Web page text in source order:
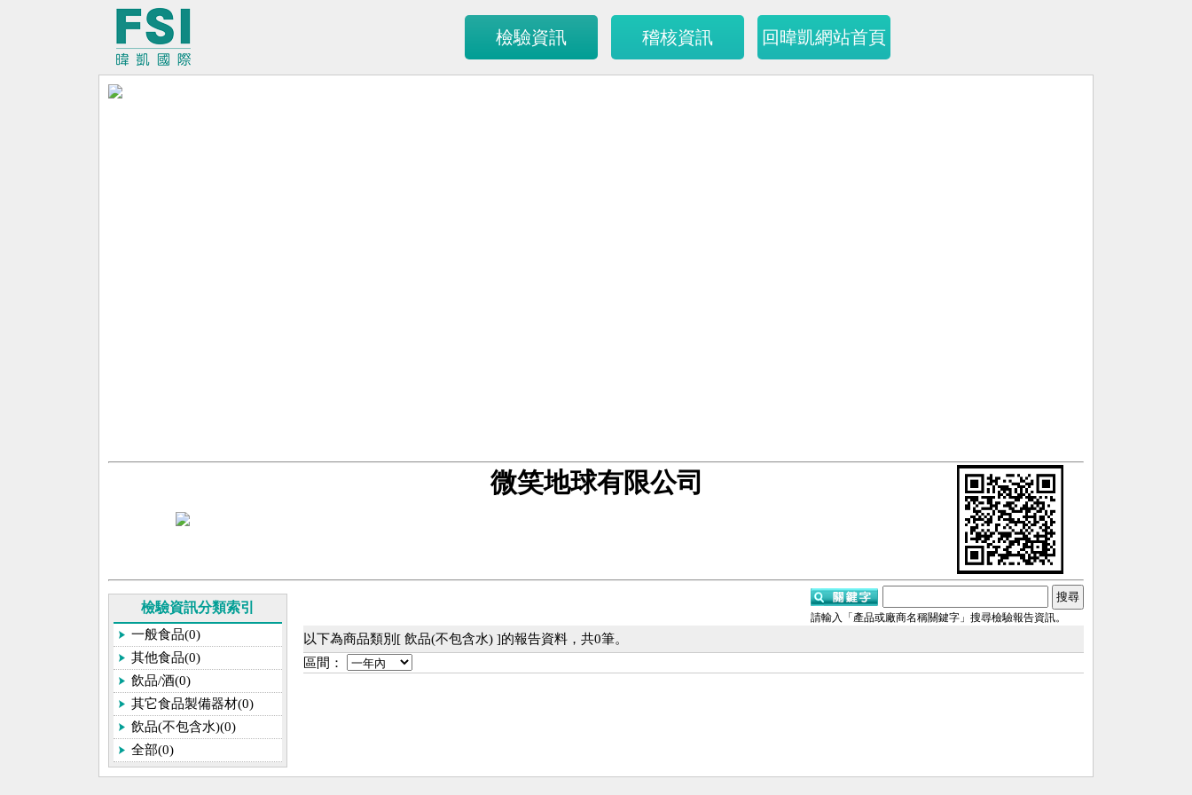
檢驗資訊 稽核資訊 回暐凱網站首頁
微笑地球有限公司
請輸入「產品或廠商名稱關鍵字」搜尋檢驗報告資訊。
檢驗資訊分類索引
一般食品(0)
其他食品(0)
飲品/酒(0)
其它食品製備器材(0)
飲品(不包含水)(0)
全部(0)
以下為商品類別[ 飲品(不包含水) ]的報告資料，共0筆。
區間：